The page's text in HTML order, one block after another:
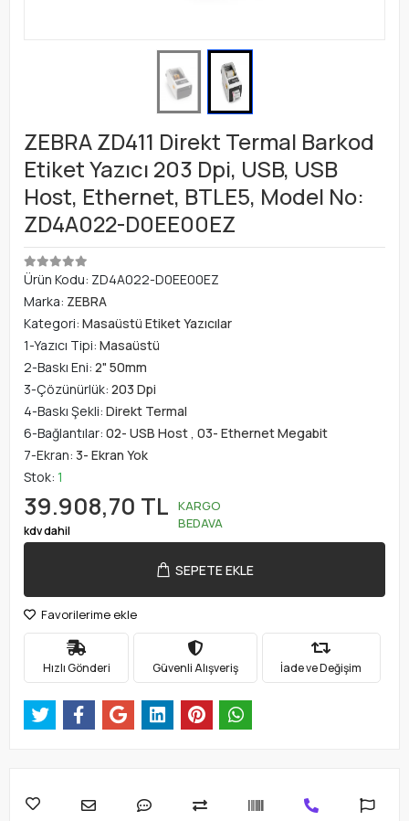
ZEBRA ZD411 Direkt Termal Barkod
Etiket Yazıcı 203 Dpi, USB, USB
Host, Ethernet, BTLE5, Model No:
ZD4A022-D0EE00EZ
Ürün Kodu: ZD4A022-D0EE00EZ
Marka: ZEBRA
Kategori: Masaüstü Etiket Yazıcılar
1-Yazıcı Tipi: Masaüstü
2-Baskı Eni: 2" 50mm
3-Çözünürlük: 203 Dpi
4-Baskı Şekli: Direkt Termal
6-Bağlantılar: 02- USB Host, 03- Ethernet Megabit
7-Ekran: 3- Ekran Yok
Stok: 1
39.908,70 TL
kdv dahil
KARGO
BEDAVA
SEPETE EKLE
Favorilerime ekle
Hızlı Gönderi Güvenli Alışveriş İade ve Değişim